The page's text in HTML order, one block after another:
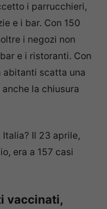
i parrucchieri,
e i bar. Con 150
i negozi non
e i ristoranti. Con
abitanti scatta una
la chiusura
Il 23 aprile,
era a 157 casi
vaccinati,